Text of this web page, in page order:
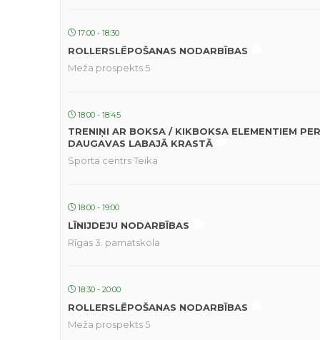
17:00 - 18:30
ROLLERSLĒPOŠANAS NODARBĪBAS
Meža prospekts 5
18:00 - 18:45
TRENIŅI AR BOKSA / KIKBOKSA ELEMENTIEM
DAUGAVAS LABAJĀ KRASTĀ
Sporta centrs Teika
18:00 - 19:00
LĪNIJDEJU NODARBĪBAS
Rīgas 3. pamatskola
18:30 - 20:00
ROLLERSLĒPOŠANAS NODARBĪBAS
Meža prospekts 5